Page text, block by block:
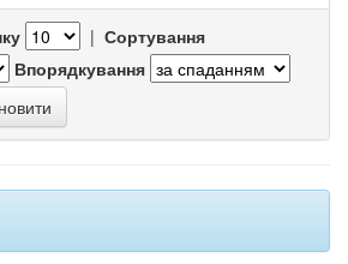
| Сортування
Впорядкування